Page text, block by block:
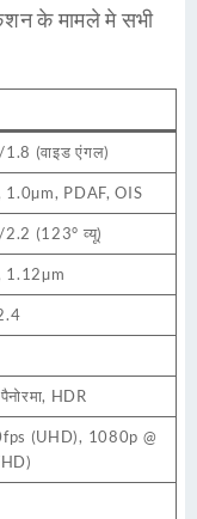
के मामले मे सभी
(वाइड एंगल)
PDAF, OIS
(123° व्यू)
1.12µm
HDR
(UHD), 1080p @